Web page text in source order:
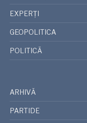
EXPERȚI
GEOPOLITICA
POLITICĂ
ARHIVĂ
PARTIDE